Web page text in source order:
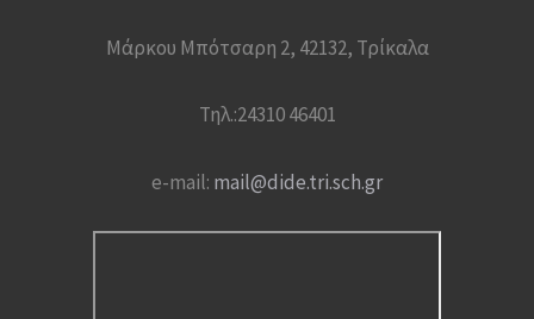
Μάρκου Μπότσαρη 2, 42132, Τρίκαλα
Τηλ.:24310 46401
e-mail: mail@dide.tri.sch.gr